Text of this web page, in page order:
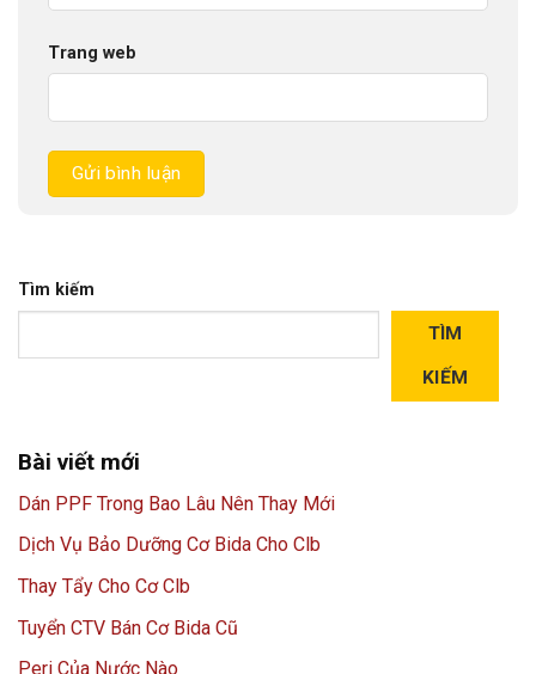
Trang web
Tìm kiếm
TÌM
KIẾM
Bài viết mới
Dán PPF Trong Bao Lâu Nên Thay Mới
Dịch Vụ Bảo Dưỡng Cơ Bida Cho Clb
Thay Tẩy Cho Cơ Clb
Tuyển CTV Bán Cơ Bida Cũ
Peri Của Nước Nào